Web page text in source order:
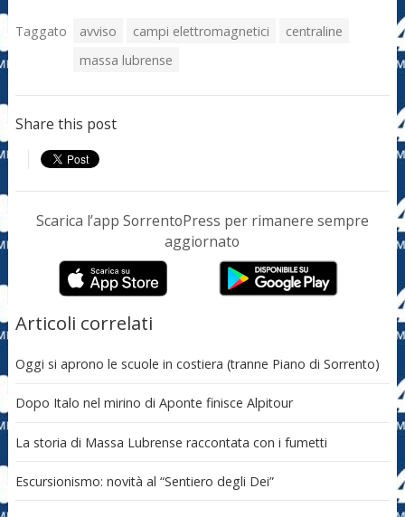
Taggato avviso campi elettromagnetici
centraline
massa lubrense
Share this post
Scarica l’app SorrentoPress per rimanere sempre
aggiornato
Articoli correlati
Oggi si aprono le scuole in costiera (tranne Piano di Sorrento)
Dopo Italo nel mirino di Aponte finisce Alpitour
La storia di Massa Lubrense raccontata con i fumetti
Escursionismo: novità al “Sentiero degli Dei”